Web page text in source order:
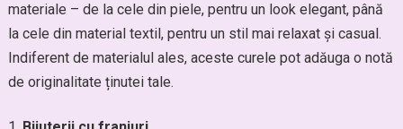
materiale – de la cele din piele, pentru un look elegant, până
la cele din material textil, pentru un stil mai relaxat și casual.
Indiferent de materialul ales, aceste curele pot adăuga o notă
de originalitate ținutei tale.